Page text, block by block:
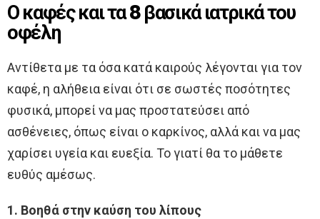
Ο καφές και τα 8 βασικά ιατρικά του
οφέλη
Αντίθετα με τα όσα κατά καιρούς λέγονται για τον
καφέ, η αλήθεια είναι ότι σε σωστές ποσότητες
φυσικά, μπορεί να μας προστατεύσει από
ασθένειες, όπως είναι ο καρκίνος, αλλά και να μας
χαρίσει υγεία και ευεξία. Το γιατί θα το μάθετε
ευθύς αμέσως.
1. Βοηθά στην καύση του λίπους